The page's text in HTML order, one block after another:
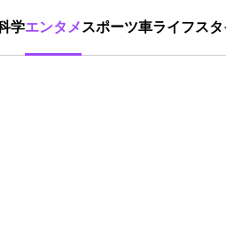
学エンタメ スポーツ車ライフス